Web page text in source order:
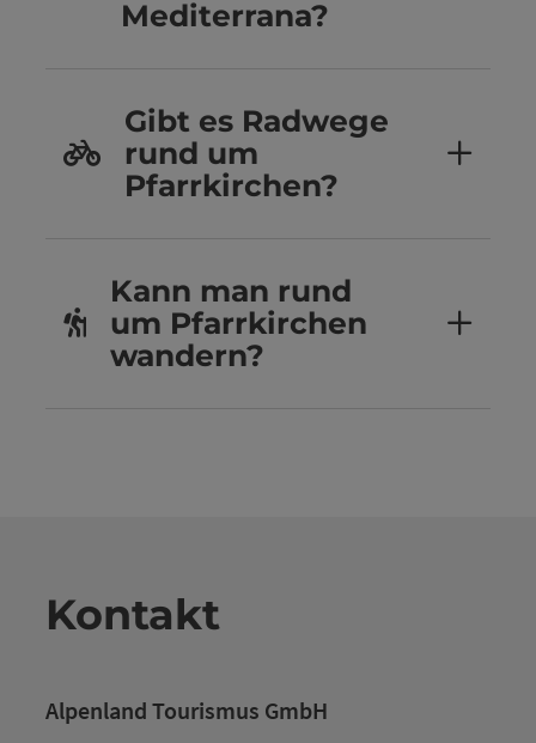
Mediterrana?
Gibt es Radwege
rund um
Pfarrkirchen?
Kann man rund
um Pfarrkirchen
wandern?
Kontakt
Alpenland Tourismus GmbH